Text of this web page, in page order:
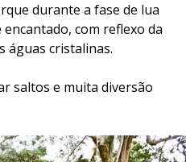
durante a fase de lua
com reflexo da
águas cristalinas.
saltos e muita diversão